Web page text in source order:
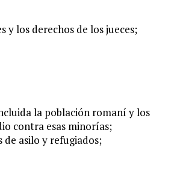
los derechos de los jueces;
la población romaní y los
contra esas minorías;
asilo y refugiados;